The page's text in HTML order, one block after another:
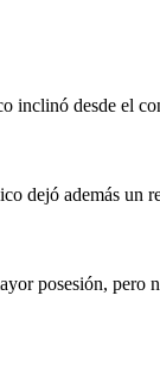
inclinó desde el
dejó además un
posesión, pero